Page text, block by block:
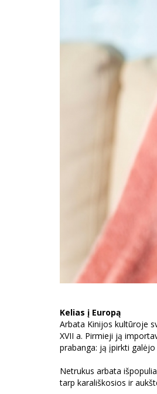
Kelias į Europą
Arbata Kinijos kultūroje
XVII a. Pirmieji ją
prabanga: ją įpirkti
Netrukus arbata
tarp karališkosios ir